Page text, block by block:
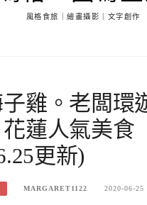
風格食旅｜繪畫攝影｜文字創作
雞。老闆環
蓮人氣美食
更新)
MARGARET1122 2020-06-25